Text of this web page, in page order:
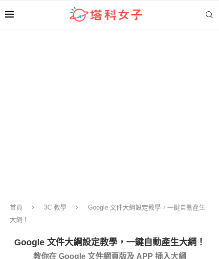
首頁 3C 教學
Google 文件大綱設定教學，一鍵自動產生
大綱！
Google 文件大綱設定教學，一鍵自動產生大綱！
教你在 Google 文件網頁版及 APP 插入大綱